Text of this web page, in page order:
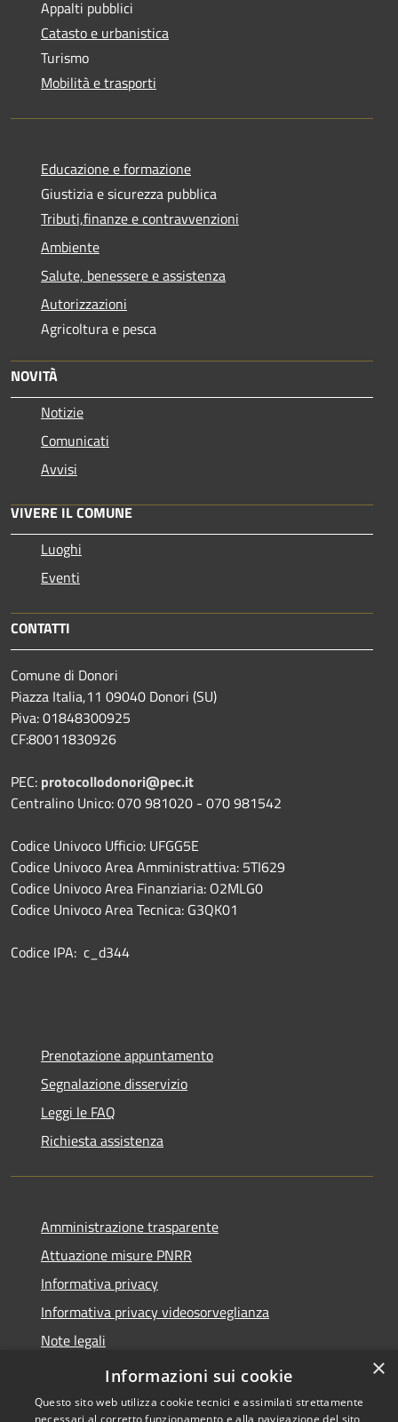
Appalti pubblici
Catasto e urbanistica
Turismo
Mobilità e trasporti
Educazione e formazione
Giustizia e sicurezza pubblica
Tributi,finanze e contravvenzioni
Ambiente
Salute, benessere e assistenza
Autorizzazioni
Agricoltura e pesca
NOVITÀ
Notizie
Comunicati
Avvisi
VIVERE IL COMUNE
Luoghi
Eventi
CONTATTI
Comune di Donori
Piazza Italia,11 09040 Donori (SU)
Piva: 01848300925
CF:80011830926
PEC: protocollodonori@pec.it
Centralino Unico: 070 981020 - 070 981542
Codice Univoco Ufficio: UFGG5E
Codice Univoco Area Amministrattiva: 5TI629
Codice Univoco Area Finanziaria: O2MLG0
Codice Univoco Area Tecnica: G3QK01
Codice IPA: c_d344
Prenotazione appuntamento
Segnalazione disservizio
Leggi le FAQ
Richiesta assistenza
Amministrazione trasparente
Attuazione misure PNRR
Informativa privacy
Informativa privacy videosorveglianza
Note legali
Dichiarazione di accessibilità
×
Informazioni sui cookie
Questo sito web utilizza cookie tecnici e assimilati strettamente
necessari al corretto funzionamento e alla navigazione del sito,